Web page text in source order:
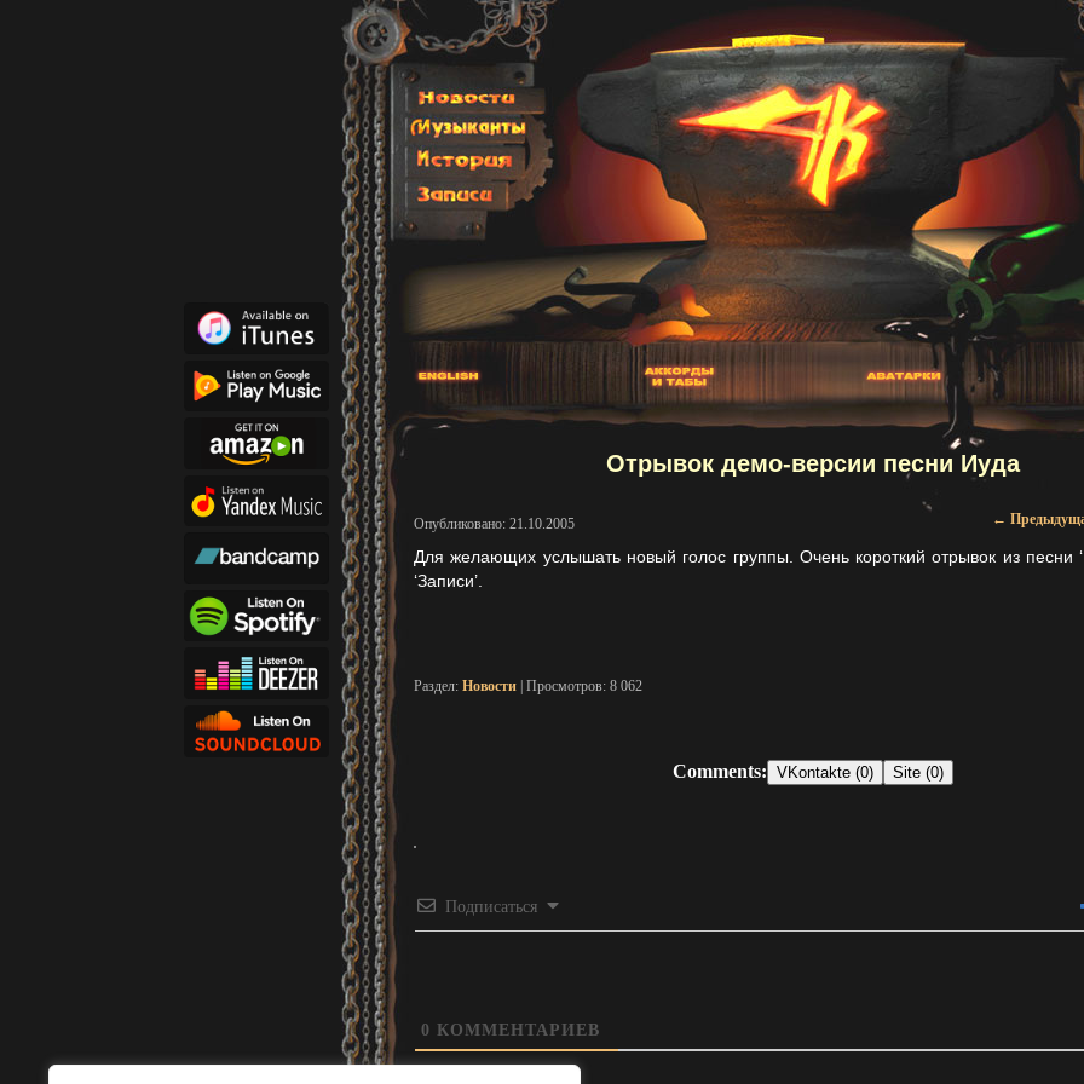
Отрывок демо-версии песни Иуда
←
Опубликовано: 21.10.2005
Для желающих услышать новый голос группы. Очень короткий отрывок из песни
‘Записи’.
Раздел: Новости | Просмотров: 8 062
Comments: VKontakte (0) Site (0)
Подписаться
0 КОММЕНТАРИЕВ